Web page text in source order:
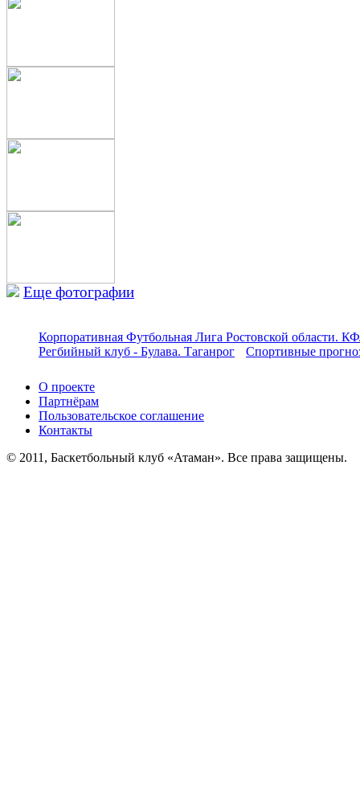
Еще фотографии
Корпоративная Футбольная Лига Ростовской области.
Регбийный клуб - Булава. Таганрог
Спортивные
О проекте
Партнёрам
Пользовательское соглашение
Контакты
© 2011, Баскетбольный клуб «Атаман». Все права защищены.